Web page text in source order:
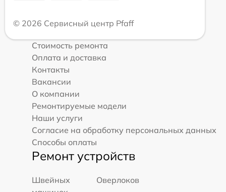
© 2026 Сервисный центр Pfaff
Стоимость ремонта
Оплата и доставка
Контакты
Вакансии
О компании
Ремонтируемые модели
Наши услуги
Согласие на обработку персональных данных
Способы оплаты
Ремонт устройств
Швейных
Оверлоков